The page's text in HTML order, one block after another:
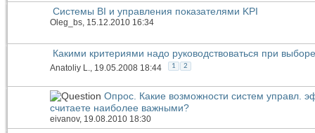
Системы BI и управления показателями KPI
Oleg_bs, 15.12.2010 16:34
Какими критериями надо руководствоваться при
Anatoliy L., 19.05.2008 18:44 1 2
Опрос. Какие возможности систем управл.
считаете наиболее важными?
eivanov, 19.08.2010 18:30